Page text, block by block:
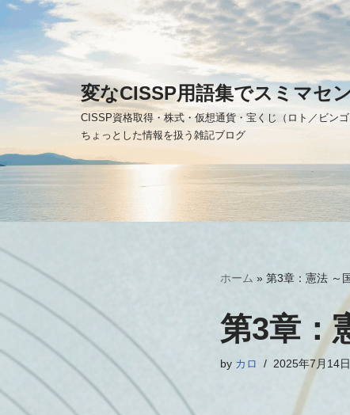
ン
テ
へ
ス
キ
ッ
変なCISSP用語集でスミマセ
CISSP資格取得・株式・仮想通貨・宝くじ（ロト／ビン
ちょっとした情報を扱う雑記ブログ
ホーム » 第3章：憲法 ～
第3章：
by カロ 2025年7月14日